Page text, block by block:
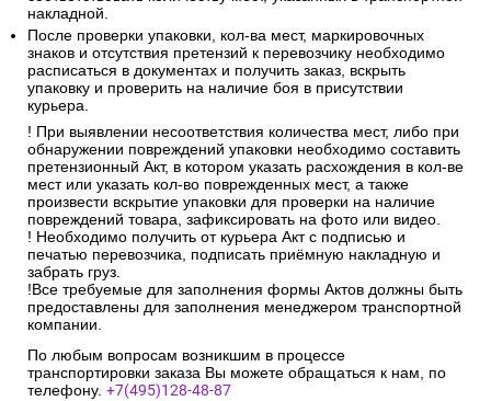
накладной.
После проверки упаковки, кол-ва мест, маркировочных
знаков и отсутствия претензий к перевозчику необходимо
расписаться в документах и получить заказ, вскрыть
упаковку и проверить на наличие боя в присутствии
курьера.
! При выявлении несоответствия количества мест, либо при
обнаружении повреждений упаковки необходимо составить
претензионный Акт, в котором указать расхождения в кол-ве
мест или указать кол-во поврежденных мест, а также
произвести вскрытие упаковки для проверки на наличие
повреждений товара, зафиксировать на фото или видео.
! Необходимо получить от курьера Акт с подписью и
печатью перевозчика, подписать приёмную накладную и
забрать груз.
!Все требуемые для заполнения формы Актов должны быть
предоставлены для заполнения менеджером транспортной
компании.
По любым вопросам возникшим в процессе
транспортировки заказа Вы можете обращаться к нам, по
телефону. +7(495)128-48-87